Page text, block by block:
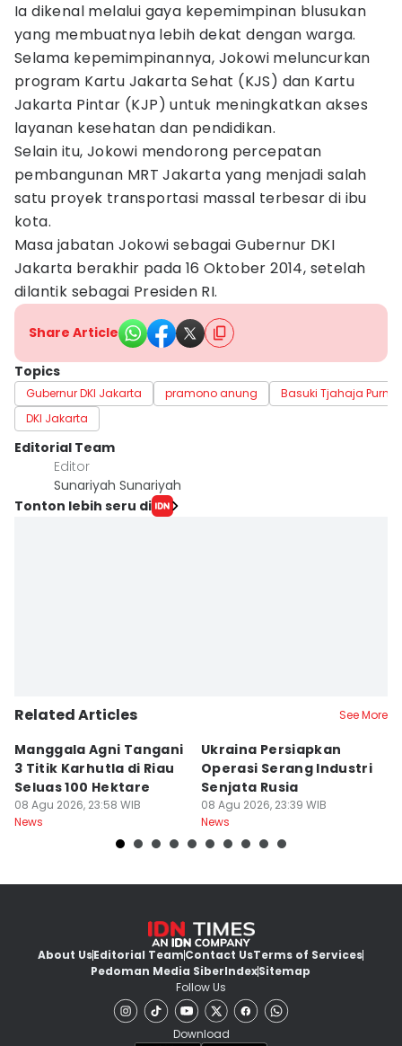
Ia dikenal melalui gaya kepemimpinan blusukan
yang membuatnya lebih dekat dengan warga.
Selama kepemimpinannya, Jokowi meluncurkan
program Kartu Jakarta Sehat (KJS) dan Kartu
Jakarta Pintar (KJP) untuk meningkatkan akses
layanan kesehatan dan pendidikan.
Selain itu, Jokowi mendorong percepatan
pembangunan MRT Jakarta yang menjadi salah
satu proyek transportasi massal terbesar di ibu
kota.
Masa jabatan Jokowi sebagai Gubernur DKI
Jakarta berakhir pada 16 Oktober 2014, setelah
dilantik sebagai Presiden RI.
Share Article
Topics
Gubernur DKI Jakarta pramono anung
Basuki Tjahaja
DKI Jakarta
Editorial Team
Editor
Sunariyah Sunariyah
Tonton lebih seru di
Related Articles See More
Manggala Agni Tangani
3 Titik Karhutla di Riau
Seluas 100 Hektare
08 Agu 2026, 23:58 WIB
News
Ukraina Persiapkan
Operasi Serang Industri
Senjata Rusia
08 Agu 2026, 23:39 WIB
News
About UsEditorial TeamContact UsTerms of Services
Pedoman Media SiberIndexSitemap
Follow Us
Download